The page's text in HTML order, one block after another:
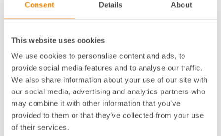
Consent Details About
This website uses cookies
We use cookies to personalise content and ads, to
provide social media features and to analyse our traffic.
We also share information about your use of our site with
our social media, advertising and analytics partners who
may combine it with other information that you’ve
provided to them or that they’ve collected from your use
of their services.
Bland våra kunder finns tusentals nöjda företag och
bostadsrättsföreningar i hela Sverige. Många stannar
med oss länge. Med vår långa erfarenhet blir vi en
energipartner som kan hålla koll på marknaden,
förvalta era elinköp och hjälpa både små och stora
kunder hitta en bra avtalslösning utifrån förbrukning,
ekonomi, förutsättningar och behov. Våra experter
och säljare finns alltid nära till hands, och vår
kundservice går alltid att få tag på när ni behöver